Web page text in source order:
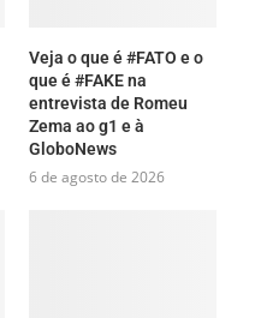
Veja o que é #FATO e o
que é #FAKE na
entrevista de Romeu
Zema ao g1 e à
GloboNews
6 de agosto de 2026